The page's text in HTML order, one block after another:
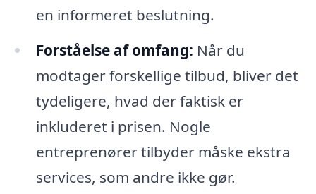
en informeret beslutning.
Forståelse af omfang: Når du
modtager forskellige tilbud, bliver det
tydeligere, hvad der faktisk er
inkluderet i prisen. Nogle
entreprenører tilbyder måske ekstra
services, som andre ikke gør.